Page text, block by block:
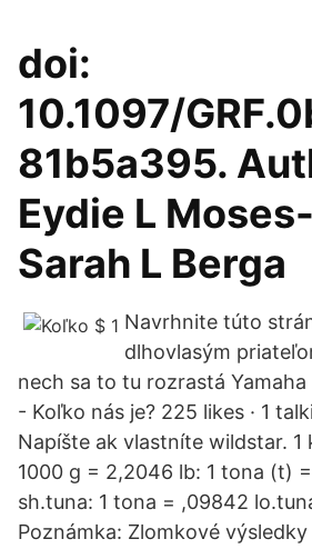
doi:
10.1097/
81b5a395.
Eydie L
Sarah L Berga
Navrhnite túto
dlhovlasým
nech sa to tu rozrastá Yamaha
- Koľko nás je? 225 likes · 1
Napíšte ak vlastníte wildstar. 1
1000 g = 2,2046 lb: 1 tona (t)
sh.tuna: 1 tona = ,09842
Poznámka: Zlomkové